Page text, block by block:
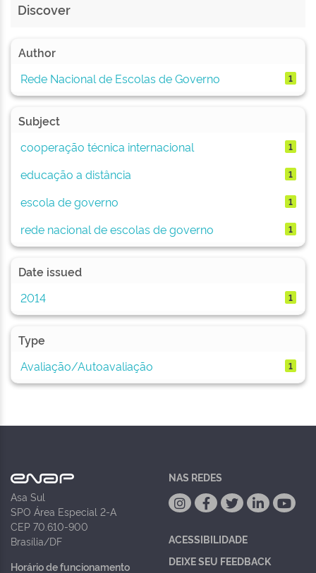
Discover
Author
Rede Nacional de Escolas de Governo
1
Subject
cooperação técnica internacional
1
educação a distância 1
escola de governo 1
rede nacional de escolas de governo 1
Date issued
2014
1
Type
Avaliação/Autoavaliação
1
Asa Sul
SPO Área Especial 2-A
CEP 70.610-900
Brasília/DF
Horário de funcionamento
NAS REDES
ACESSIBILIDADE
DEIXE SEU FEEDBACK